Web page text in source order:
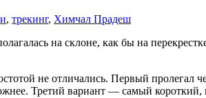
, трекинг, Химчал Прадеш
на склоне, как бы на
не отличались. Первый
Третий вариант — самый